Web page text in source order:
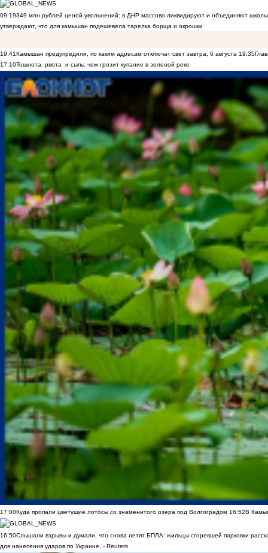
09:19349 млн рублей ценой увольнений: в ДНР массово ликвидируют и объединяют
утверждают, что для камышан подешевела тарелка борща и окрошки
19:41Камышан предупредили, по каким адресам отключат свет завтра, 6 августа 19:35
17:10Тошнота, рвота и сыпь: чем грозит купание в зеленой реке
17:00Куда пропали цветущие лотосы со знаменитого озера под Волгоградом 16:52В
16:50Слышали взрывы и думали, что снова летят БПЛА: жильцы сгоревшей парковки
для нанесения ударов по Украине, - Reuters